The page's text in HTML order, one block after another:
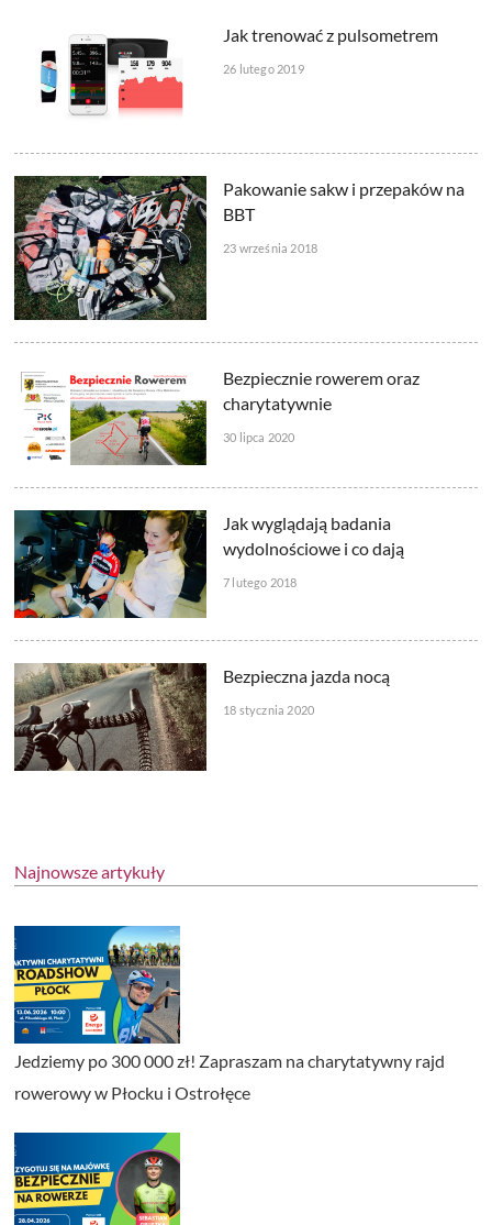
Jak trenować z pulsometrem
26 lutego 2019
Pakowanie sakw i przepaków na
BBT
23 września 2018
Bezpiecznie rowerem oraz
charytatywnie
30 lipca 2020
Jak wyglądają badania
wydolnościowe i co dają
7 lutego 2018
Bezpieczna jazda nocą
18 stycznia 2020
Najnowsze artykuły
Jedziemy po 300 000 zł! Zapraszam na charytatywny rajd
rowerowy w Płocku i Ostrołęce